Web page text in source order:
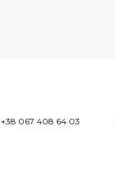
+38 067 408 64 03